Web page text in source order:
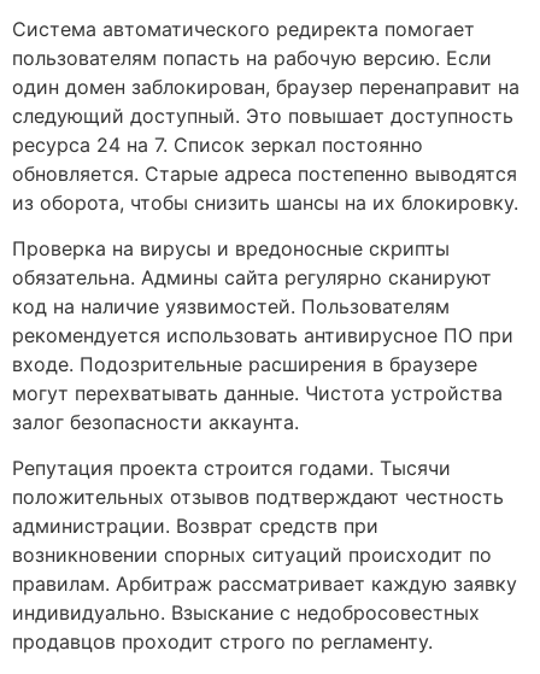
Система автоматического редиректа помогает
пользователям попасть на рабочую версию. Если
один домен заблокирован, браузер перенаправит на
следующий доступный. Это повышает доступность
ресурса 24 на 7. Список зеркал постоянно
обновляется. Старые адреса постепенно выводятся
из оборота, чтобы снизить шансы на их блокировку.
Проверка на вирусы и вредоносные скрипты
обязательна. Админы сайта регулярно сканируют
код на наличие уязвимостей. Пользователям
рекомендуется использовать антивирусное ПО при
входе. Подозрительные расширения в браузере
могут перехватывать данные. Чистота устройства
залог безопасности аккаунта.
Репутация проекта строится годами. Тысячи
положительных отзывов подтверждают честность
администрации. Возврат средств при
возникновении спорных ситуаций происходит по
правилам. Арбитраж рассматривает каждую заявку
индивидуально. Взыскание с недобросовестных
продавцов проходит строго по регламенту.